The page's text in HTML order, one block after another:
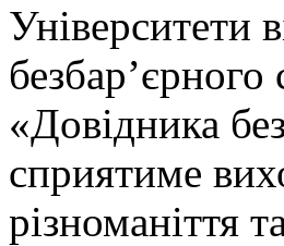
Університети
безбар’єрного
«Довідника
сприятиме
різноманіття